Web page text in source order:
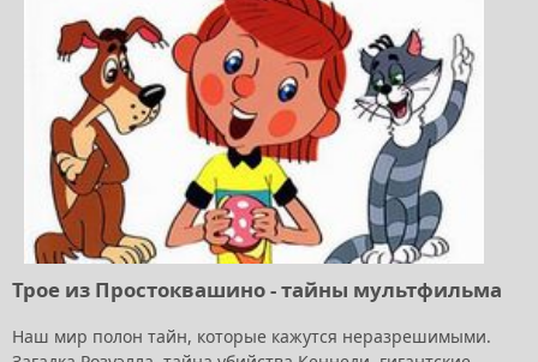
Трое из Простоквашино - тайны мультфильма
Наш мир полон тайн, которые кажутся неразрешимыми.